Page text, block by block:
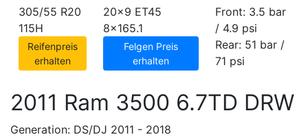
305/55 R20
115H
Reifenpreis
erhalten
20x9 ET45
8x165.1
Felgen Preis
erhalten
Front: 3.5 bar
/ 4.9 psi
Rear: 51 bar /
71 psi
2011 Ram 3500 6.7TD DRW
Generation: DS/DJ 2011 - 2018